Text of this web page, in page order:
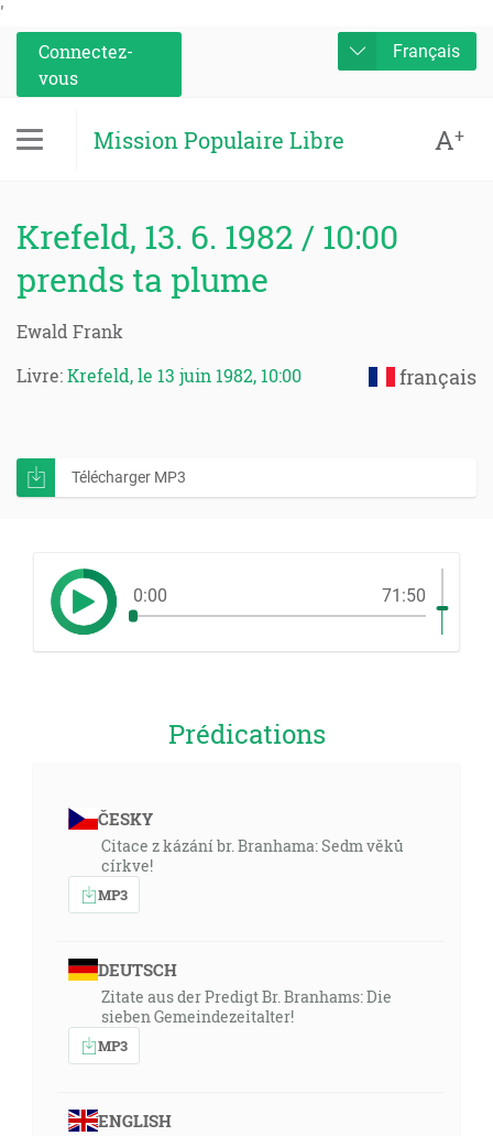
'
Connectez-
vous
Français
Mission Populaire Libre A+
Krefeld, 13. 6. 1982 / 10:00
prends ta plume
Ewald Frank
français
Livre:Krefeld, le 13 juin 1982, 10:00
Télécharger MP3
0:00 71:50
Prédications
ČESKY
Citace z kázání br. Branhama: Sedm věků
církve!
MP3
DEUTSCH
Zitate aus der Predigt Br. Branhams: Die
sieben Gemeindezeitalter!
MP3
ENGLISH